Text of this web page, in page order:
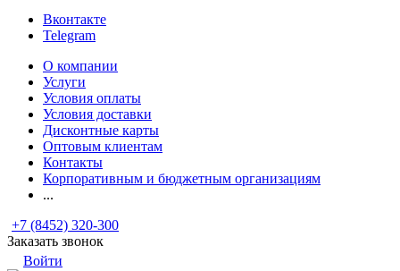
Вконтакте
Telegram
О компании
Услуги
Условия оплаты
Условия доставки
Дисконтные карты
Оптовым клиентам
Контакты
Корпоративным и бюджетным организациям
...
+7 (8452) 320-300
Заказать звонок
Войти